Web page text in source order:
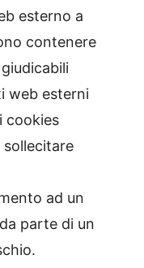
esterno a
contenere
web esterni
cookies
sollecitare
ad un
parte di un